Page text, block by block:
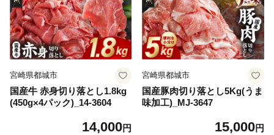
宮崎県都城市
国産牛 赤身切り落とし1.8kg
(450g×4パック)_14-3604
14,000円
宮崎県都城市
国産豚肉切り落とし5Kg(うま
味加工)_MJ-3647
15,000円